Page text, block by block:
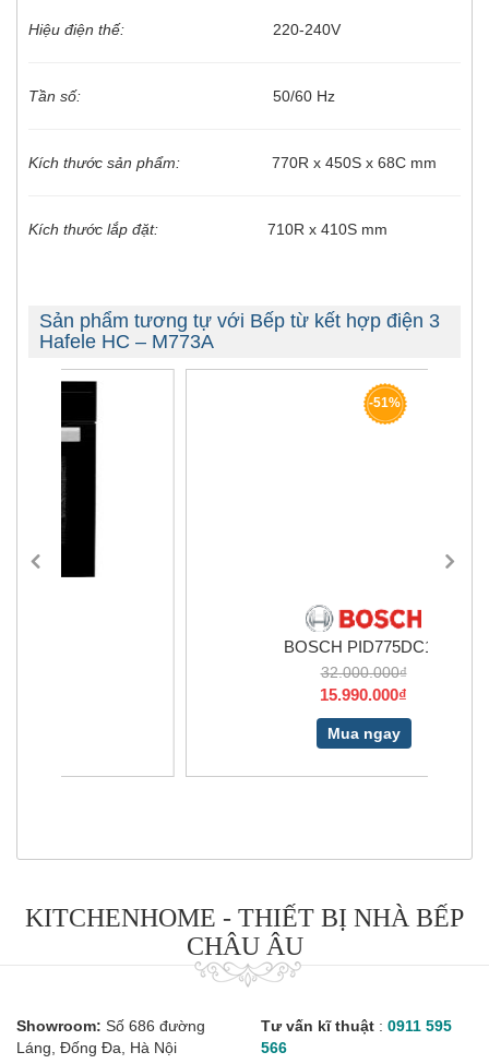
Hiệu điện thế: 220-240V
Tần số: 50/60 Hz
Kích thước sản phẩm: 770R x 450S x 68C mm
Kích thước lắp đặt: 710R x 410S mm
Sản phẩm tương tự với Bếp từ kết hợp điện 3
Hafele HC – M773A
BOSCH PID775DC1E
KITCHENHOME - THIẾT BỊ NHÀ BẾP
CHÂU ÂU
Showroom: Số 686 đường
Láng, Đống Đa, Hà Nội
Tư vấn kĩ thuật : 0911 595
566